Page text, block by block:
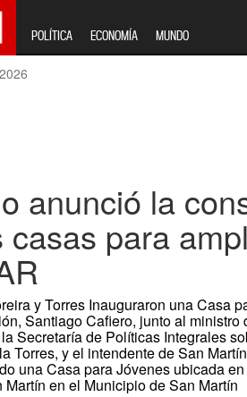
POLÍTICA ECONOMÍA MUNDO
anunció la
casas para
y Torres Inauguraron una Casa
Santiago Cafiero, junto al ministro
Secretaría de Políticas Integrales
Torres, y el intendente de San
una Casa para Jóvenes ubicada
en el Municipio de San Martín